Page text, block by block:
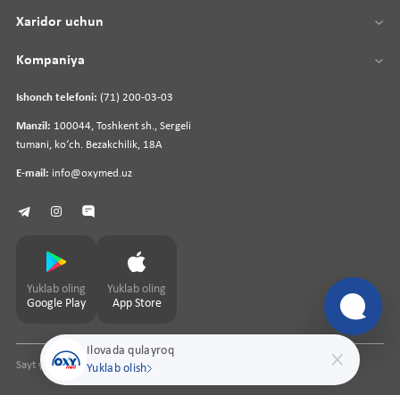
Ilovada qulayroq
Yuklab olish
Ishonch telefoni: (71) 200-03-03
Manzil: 100044, Toshkent sh., Sergeli
tumani, koʻch. Bezakchilik, 18A
E-mail: info@oxymed.uz
Xaridor uchun
Kompaniya
Yuklab oling
Google Play
Yuklab oling
App Store
Sayt yaratuvchipharmit.uz